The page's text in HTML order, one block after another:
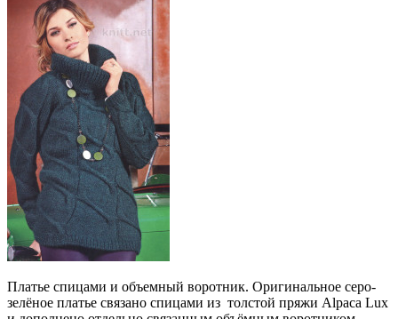
Платье спицами и объемный воротник. Оригинальное серо-
зелёное платье связано спицами из толстой пряжи Alpaca Lux